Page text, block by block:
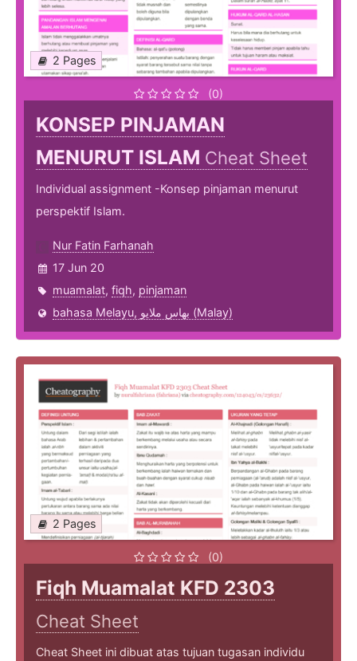
2 Pages
(0)
KONSEP PINJAMAN
MENURUT ISLAM Cheat Sheet
Individual assignment -Konsep pinjaman menurut
perspektif Islam.
Nur Fatin Farhanah
17 Jun 20
muamalat, fiqh, pinjaman
bahasa Melayu, بهاس ملايو‎ (Malay)
2 Pages
(0)
Fiqh Muamalat KFD 2303
Cheat Sheet
Cheat Sheet ini dibuat atas tujuan tugasan individu